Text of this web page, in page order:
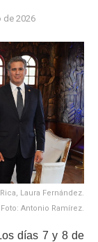
de 2026
Laura Fernández.
Antonio Ramírez.
días 7 y 8 de